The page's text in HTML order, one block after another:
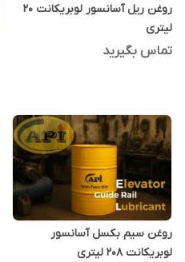
روغن ریل آسانسور لوبریکانت 20
لیتری
تماس بگیرید
روغن سیم بکسل آسانسور
لوبریکانت 208 لیتری